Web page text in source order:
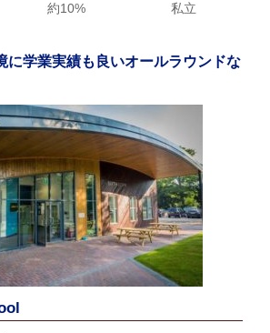
約10% 私立
に学業実績も良いオールラウンドな